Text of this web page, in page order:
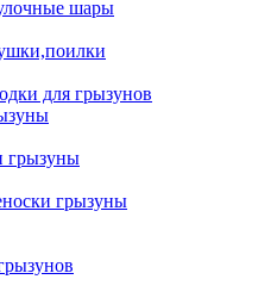
шары
для грызунов
грызуны
грызуны